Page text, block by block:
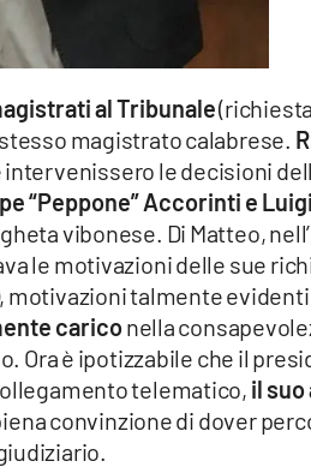
al Tribunale
magistrato calabrese.
intervenissero le decisioni
“Peppone” Accorinti e
vibonese. Di Matteo,
le motivazioni delle sue
motivazioni talmente
cariconella
Ora è ipotizzabile che il
telematico, il suo
convinzione di dover